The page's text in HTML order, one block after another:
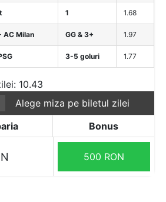
1 1.68
AC Milan GG & 3+ 1.97
3-5 goluri 1.77
10.43
Alege miza pe biletul zilei
Bonus
500 RON